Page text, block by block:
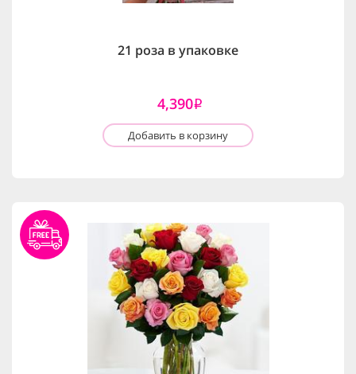
21 роза в упаковке
4,390i
Добавить в корзину